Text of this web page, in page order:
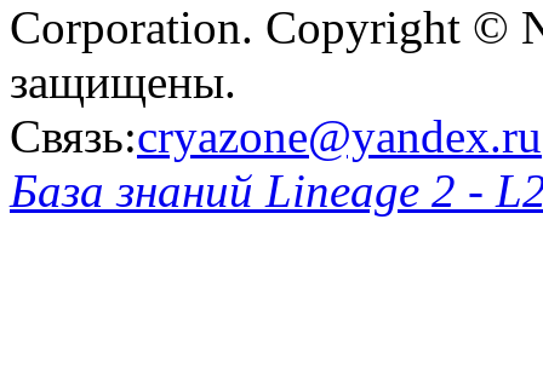
Corporation. Copyright ©
защищены.
Связь:cryazone@yandex.ru
База знаний Lineage 2 -